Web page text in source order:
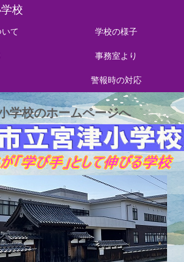
校
て 学校の様子
事務室より
警報時の対応
学校のホームページへ